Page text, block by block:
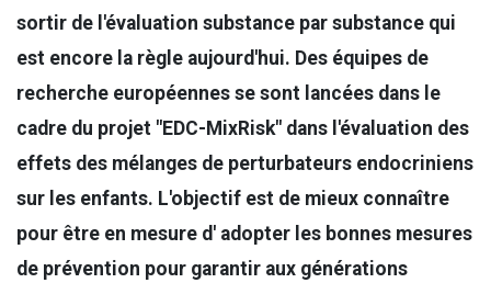
sortir de l'évaluation substance par substance qui
est encore la règle aujourd'hui. Des équipes de
recherche européennes se sont lancées dans le
cadre du projet "EDC-MixRisk" dans l'évaluation des
effets des mélanges de perturbateurs endocriniens
sur les enfants. L'objectif est de mieux connaître
pour être en mesure d' adopter les bonnes mesures
de prévention pour garantir aux générations